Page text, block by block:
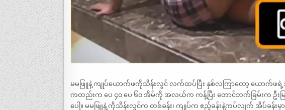
မမဖြူနဲ့ ကျုပ်ယောက်ဖကိုသိန်းလွင် လက်ထပ်ပြီး နှစ်လကြာတော့ ယောက်ဖရဲ့
ကတည်းက ပေ ၄၀ ပေ ၆၀ အိမ်ကို အလယ်က ကန့်ပြီး တောင်ဘက်ခြမ်းက ဦးမ
ပေါ့။ မမဖြူနဲ့ ကိုသိန်းလွင်က တစ်ခန်း၊ ကျုပ်က ဧည့်ခန်းနဲ့ကပ်လျက် အိပ်ခန်းမှ